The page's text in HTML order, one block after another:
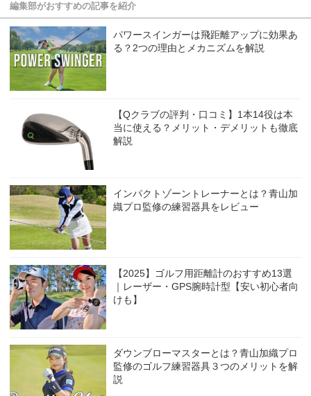
編集部がおすすめの記事を紹介
パワースインガーは飛距離アップに効果あ
る？2つの理由とメカニズムを解説
【Qクラブの評判・口コミ】1本14役は本
当に使える？メリット・デメリットも徹底
解説
インパクトゾーントレーナーとは？青山加
織プロ監修の練習器具をレビュー
【2025】ゴルフ用距離計のおすすめ13選
｜レーザー・GPS腕時計型【安い初心者向
けも】
ダウンブローマスターとは？青山加織プロ
監修のゴルフ練習器具３つのメリットを解
説